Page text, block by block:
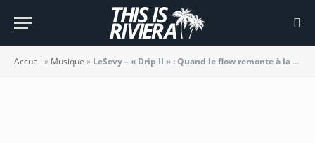
Accueil » Musique » LeSevy – « Drip II » : Quand le flow remonte à la source